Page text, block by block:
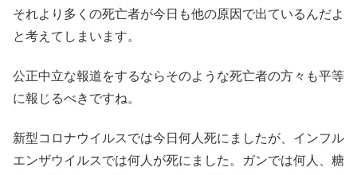
それより多くの死亡者が今日も他の原因で出ているんだよ
と考えてしまいます。
公正中立な報道をするならそのような死亡者の方々も平等
に報じるべきですね。
新型コロナウイルスでは今日何人死にましたが、インフル
エンザウイルスでは何人が死にました。ガンでは何人、糖